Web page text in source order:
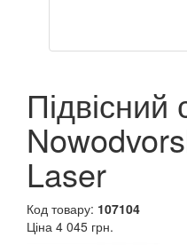
Підвісний
Laser
Код товару: 107104
Ціна 4 045 грн.